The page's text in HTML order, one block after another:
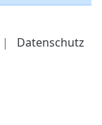
| Datenschutz